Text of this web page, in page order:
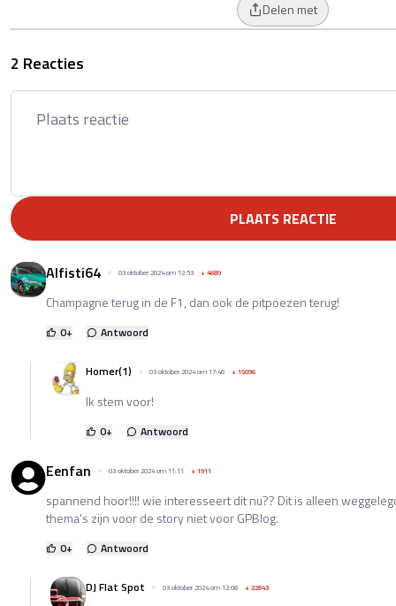
Delen met
2 Reacties
PLAATS REACTIE
Alfisti64 03 oktober 2024 om 12:53 +4689
Champagne terug in de F1, dan ook de pitpoezen terug!
0+ Antwoord
Homer(1) 03 oktober 2024 om 17:46 +15096
Ik stem voor!
0+ Antwoord
Eenfan 03 oktober 2024 om 11:11 +1911
spannend hoor!!!! wie interesseert dit nu?? Dit is alleen
thema's zijn voor de story niet voor GPBlog.
0+ Antwoord
DJ Flat Spot 03 oktober 2024 om 12:08 +22843